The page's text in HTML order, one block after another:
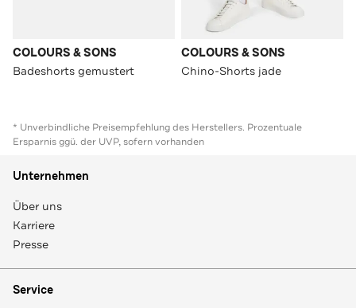
COLOURS & SONS
Badeshorts gemustert
COLOURS & SONS
Chino-Shorts jade
* Unverbindliche Preisempfehlung des Herstellers. Prozentuale
Ersparnis ggü. der UVP, sofern vorhanden
Unternehmen
Über uns
Karriere
Presse
Service